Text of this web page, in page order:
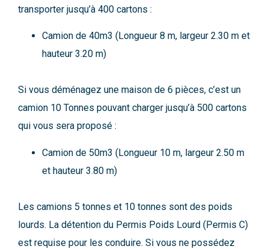
transporter jusqu’à 400 cartons :
Camion de 40m3 (Longueur 8 m, largeur 2.30 m et
hauteur 3.20 m)
Si vous déménagez une maison de 6 pièces, c’est un
camion 10 Tonnes pouvant charger jusqu’à 500 cartons
qui vous sera proposé :
Camion de 50m3 (Longueur 10 m, largeur 2.50 m
et hauteur 3.80 m)
Les camions 5 tonnes et 10 tonnes sont des poids
lourds. La détention du Permis Poids Lourd (Permis C)
est requise pour les conduire. Si vous ne possédez